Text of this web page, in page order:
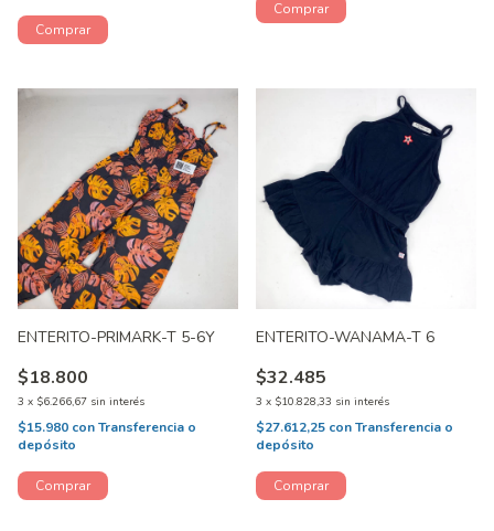
ENTERITO-PRIMARK-T 5-6Y
$18.800
3 x $6.266,67 sin interés
$15.980 conTransferencia o
depósito
ENTERITO-WANAMA-T 6
$32.485
3 x $10.828,33 sin interés
$27.612,25 conTransferencia o
depósito